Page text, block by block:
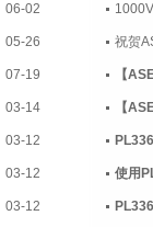
06-02
05-26
07-19
03-14
03-12
03-12
03-12